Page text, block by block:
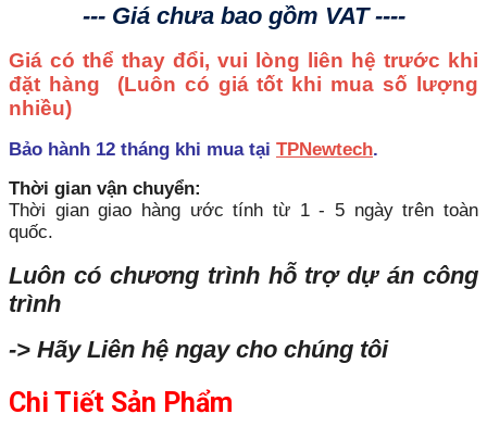
--- Giá chưa bao gồm VAT ----
Giá có thể thay đổi, vui lòng liên hệ trước khi
đặt hàng (Luôn có giá tốt khi mua số lượng
nhiều)
Bảo hành 12 tháng khi mua tại TPNewtech.
Thời gian vận chuyển:
Thời gian giao hàng ước tính từ 1 - 5 ngày trên toàn
quốc.
Luôn có chương trình hỗ trợ dự án công
trình
-> Hãy Liên hệ ngay cho chúng tôi
Chi Tiết Sản Phẩm